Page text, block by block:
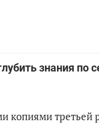
знания по
копиями